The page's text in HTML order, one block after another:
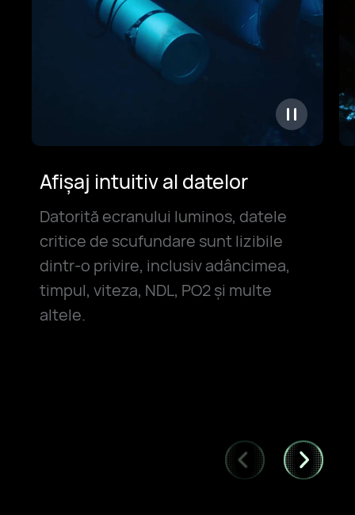
Afișaj intuitiv al datelor
Datorită ecranului luminos, datele
critice de scufundare sunt lizibile
dintr-o privire, inclusiv adâncimea,
timpul, viteza, NDL, PO2 și multe
altele.